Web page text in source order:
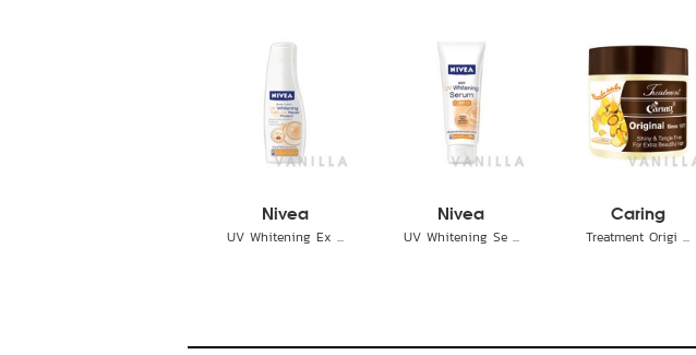
Nivea
UV Whitening Ex ...
Nivea
UV Whitening Se ...
Caring
Treatment Origi ...